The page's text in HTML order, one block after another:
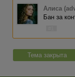
Алиса
Бан за
Тема закрыта